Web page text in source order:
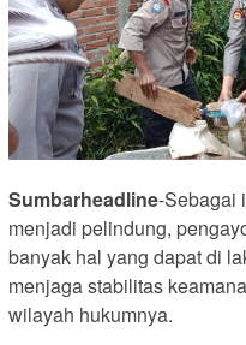
Sumbarheadline-Sebagai
menjadi pelindung,
banyak hal yang dapat di
menjaga stabilitas
wilayah hukumnya.